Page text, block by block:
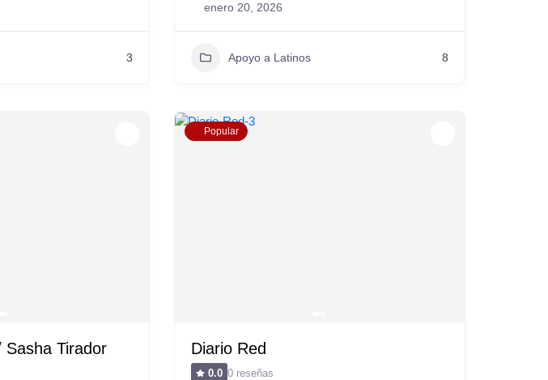
3
enero 20, 2026
Apoyo a Latinos 8
Sasha Tirador
Popular
Diario Red
0.0 0 reseñas